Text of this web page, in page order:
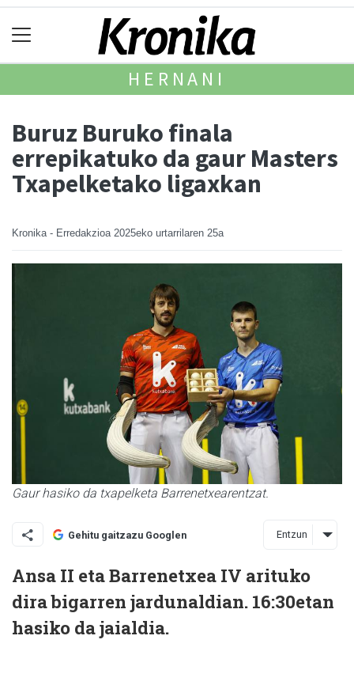
HERNANI
Buruz Buruko finala
errepikatuko da gaur Masters
Txapelketako ligaxkan
Kronika - Erredakzioa 2025eko urtarrilaren 25a
Gaur hasiko da txapelketa Barrenetxearentzat.
Gehitu gaitzazu Googlen Entzun
Ansa II eta Barrenetxea IV arituko
dira bigarren jardunaldian. 16:30etan
hasiko da jaialdia.